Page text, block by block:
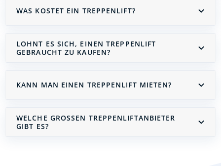
WAS KOSTET EIN TREPPENLIFT?
LOHNT ES SICH, EINEN TREPPENLIFT
GEBRAUCHT ZU KAUFEN?
KANN MAN EINEN TREPPENLIFT MIETEN?
WELCHE GROSSEN TREPPENLIFTANBIETER G
IBT ES?